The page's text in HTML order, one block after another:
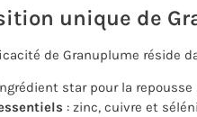
unique de
de Granuplume réside
star pour la
: zinc, cuivre et